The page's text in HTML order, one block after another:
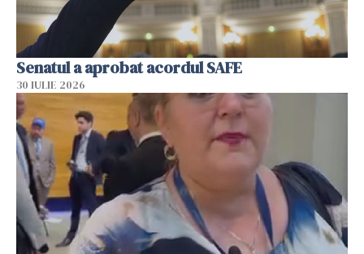
Senatul a aprobat acordul SAFE
30 IULIE 2026